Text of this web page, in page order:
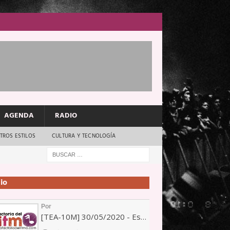
AGENDA RADIO
ESTILOS CULTURA Y TECNOLOGÍA